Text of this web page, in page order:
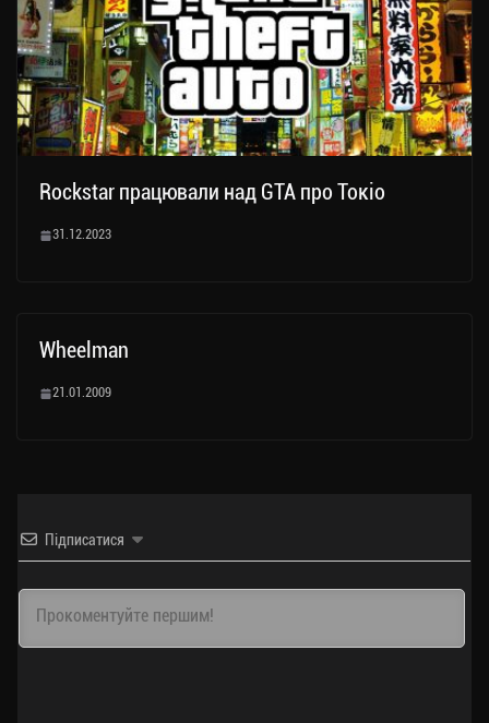
Rockstar працювали над GTA про Токіо
31.12.2023
Wheelman
21.01.2009
Підписатися